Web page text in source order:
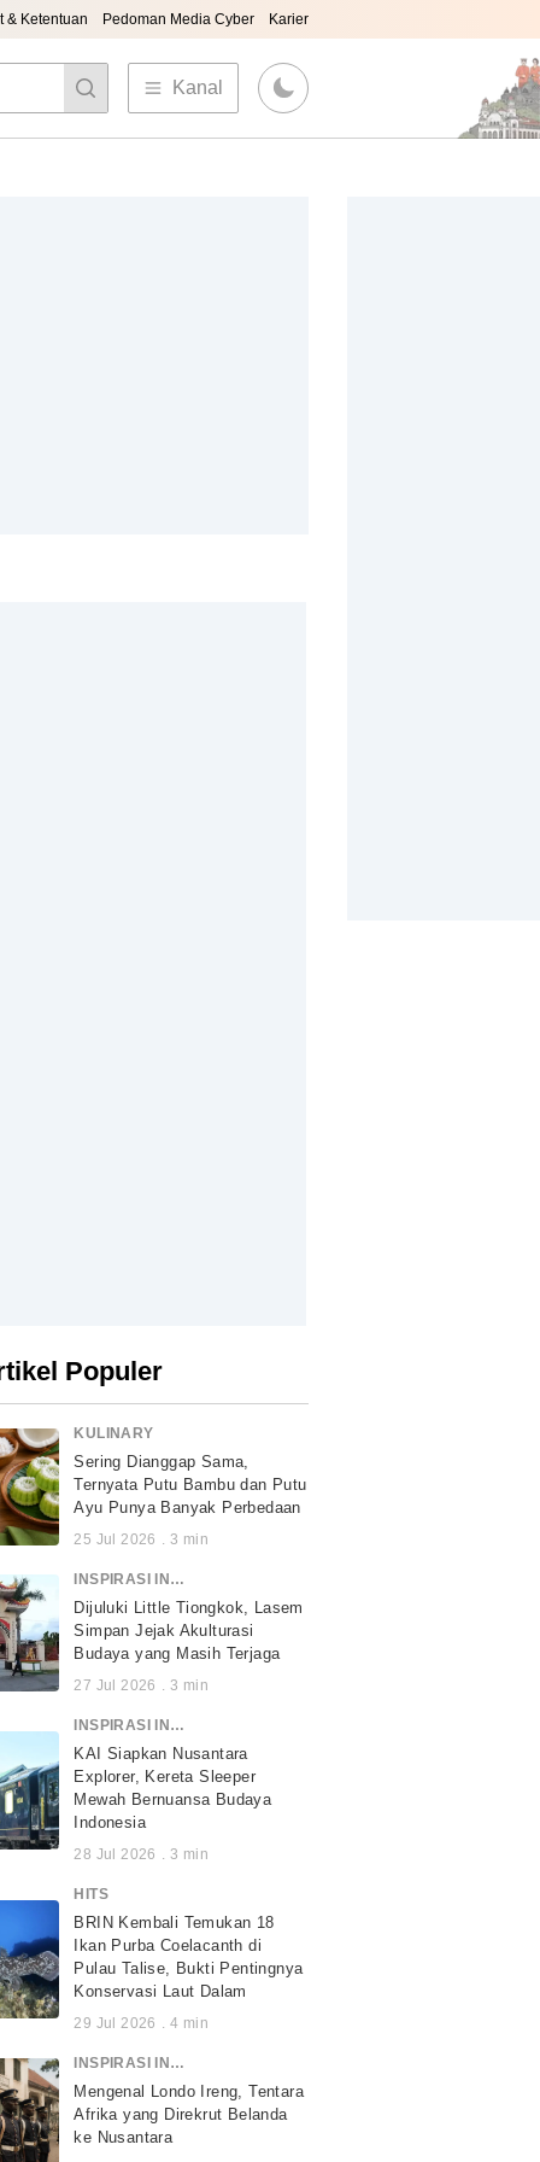
& Ketentuan Pedoman Media Cyber Karier
Kanal
Populer
KULINARY
Sering Dianggap Sama,
Ternyata Putu Bambu dan Putu
Ayu Punya Banyak Perbedaan
25 Jul 2026 . 3 min
INSPIRASI INDONESIA
Dijuluki Little Tiongkok, Lasem
Simpan Jejak Akulturasi
Budaya yang Masih Terjaga
27 Jul 2026 . 3 min
INSPIRASI INDONESIA
KAI Siapkan Nusantara
Explorer, Kereta Sleeper
Mewah Bernuansa Budaya
Indonesia
28 Jul 2026 . 3 min
HITS
BRIN Kembali Temukan 18
Ikan Purba Coelacanth di
Pulau Talise, Bukti Pentingnya
Konservasi Laut Dalam
29 Jul 2026 . 4 min
INSPIRASI INDONESIA
Mengenal Londo Ireng, Tentara
Afrika yang Direkrut Belanda
ke Nusantara